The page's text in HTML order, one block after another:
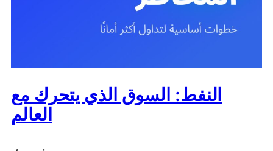
النفط: السوق الذي يتحرك مع
العالم